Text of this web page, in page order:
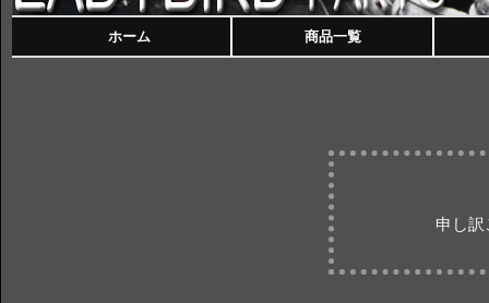
ホーム 商品一覧
申し